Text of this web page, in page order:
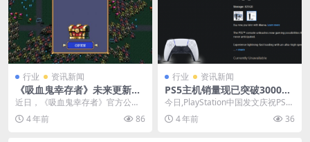
行业 资讯新闻
《吸血鬼幸存者》未来更新计
划公布 推出更多DLC内容
近日，《吸血鬼幸存者》官方公布
了一篇长篇日志，对于过去支持的
玩家表示感谢，并且还...
4 年前 86
行业 资讯新闻
PS5主机销量现已突破3000万
PS中国发文感谢玩家
今日,PlayStation中国发文庆祝PS5
全球销量突破了3000万，并对一
直...4 年前 36